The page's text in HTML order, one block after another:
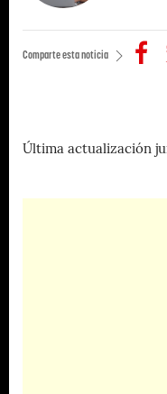
Comparte esta noticia
Última actualización